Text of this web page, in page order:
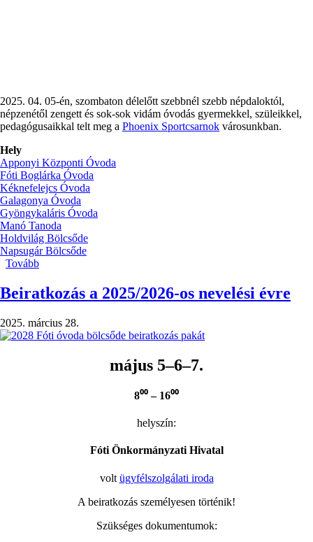
2025. 04. 05-én, szombaton délelőtt szebbnél szebb népdaloktól,
népzenétől zengett és sok-sok vidám óvodás gyermekkel, szüleikkel,
pedagógusaikkal telt meg a Phoenix Sportcsarnok városunkban.
Hely
Apponyi Központi Óvoda
Fóti Boglárka Óvoda
Kéknefelejcs Óvoda
Galagonya Óvoda
Gyöngykaláris Óvoda
Manó Tanoda
Holdvilág Bölcsőde
Napsugár Bölcsőde
Tovább
Óvodások
XXIX.
Fót)
Beiratkozás a 2025/2026-os nevelési évre
2025. március 28.
május 5–6–7.
8⁰⁰ – 16⁰⁰
helyszín:
Fóti Önkormányzati Hivatal
volt ügyfélszolgálati iroda
A beiratkozás személyesen történik!
Szükséges dokumentumok: